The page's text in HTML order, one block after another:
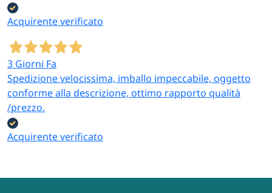
Acquirente verificato
3 Giorni Fa
Spedizione velocissima, imballo impeccabile, oggetto
conforme alla descrizione, ottimo rapporto qualità
/prezzo.
Acquirente verificato